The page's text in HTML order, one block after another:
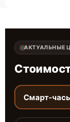
АКТУАЛЬНЫЕ
Смарт-